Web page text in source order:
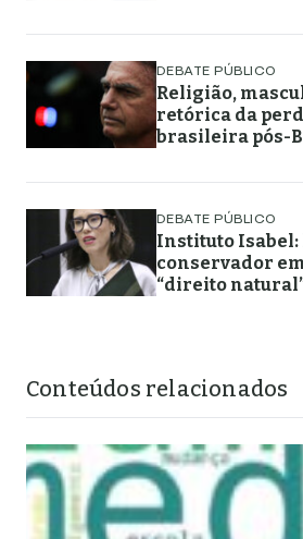
representação
DEBATE PÚBLICO
Religião,
retórica da
brasileira pós-
DEBATE PÚBLICO
Instituto Isabel:
conservador
“direito
Conteúdos relacionados